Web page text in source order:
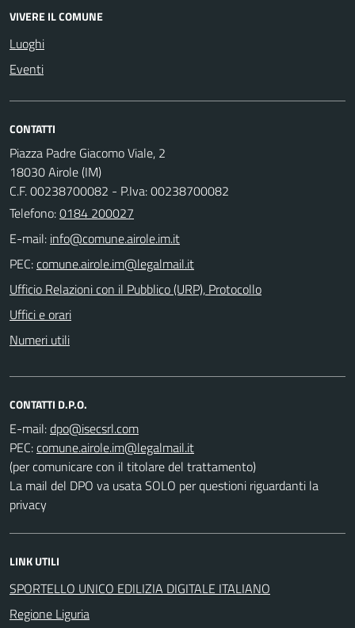
VIVERE IL COMUNE
Luoghi
Eventi
CONTATTI
Piazza Padre Giacomo Viale, 2
18030 Airole (IM)
C.F. 00238700082 - P.Iva: 00238700082
Telefono:0184 200027
E-mail:
PEC:
Ufficio Relazioni con il Pubblico (URP), Protocollo
Uffici e orari
Numeri utili
CONTATTI D.P.O.
E-mail:
PEC:
(per comunicare con il titolare del trattamento)
La mail del DPO va usata SOLO per questioni riguardanti la
privacy
LINK UTILI
SPORTELLO UNICO EDILIZIA DIGITALE ITALIANO
Regione Liguria